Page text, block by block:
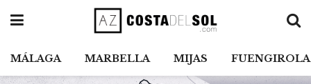
MÁLAGA MARBELLA MIJAS FUENGIROLA